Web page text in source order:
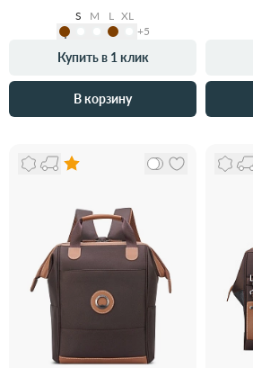
S
M L
XL
+5
Купить в 1 клик
В корзину